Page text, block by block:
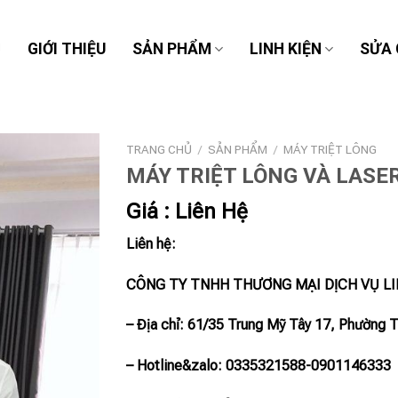
GIỚI THIỆU SẢN PHẨM LINH KIỆN SỬA
TRANG CHỦ / SẢN PHẨM / MÁY TRIỆT LÔNG
MÁY TRIỆT LÔNG VÀ
Giá : Liên Hệ
Liên hệ:
CÔNG TY TNHH THƯƠNG MẠI DỊCH VỤ
– Địa chỉ: 61/35 Trung Mỹ Tây 17, Phường
– Hotline&zalo: 0335321588-0901146333